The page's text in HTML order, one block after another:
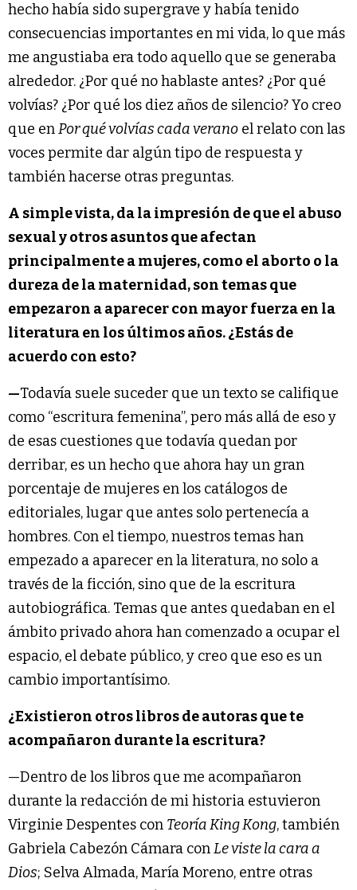
hecho había sido supergrave y había tenido
consecuencias importantes en mi vida, lo que más
me angustiaba era todo aquello que se generaba
alrededor. ¿Por qué no hablaste antes? ¿Por qué
volvías? ¿Por qué los diez años de silencio? Yo creo
que enPor qué volvías cada verano el relato con las
voces permite dar algún tipo de respuesta y
también hacerse otras preguntas.
A simple vista, da la impresión de que el abuso
sexual y otros asuntos que afectan
principalmente a mujeres, como el aborto o la
dureza de la maternidad, son temas que
empezaron a aparecer con mayor fuerza en la
literatura en los últimos años. ¿Estás de
acuerdo con esto?
—Todavía suele suceder que un texto se califique
como “escritura femenina”, pero más allá de eso y
de esas cuestiones que todavía quedan por
derribar, es un hecho que ahora hay un gran
porcentaje de mujeres en los catálogos de
editoriales, lugar que antes solo pertenecía a
hombres. Con el tiempo, nuestros temas han
empezado a aparecer en la literatura, no solo a
través de la ficción, sino que de la escritura
autobiográfica. Temas que antes quedaban en el
ámbito privado ahora han comenzado a ocupar el
espacio, el debate público, y creo que eso es un
cambio importantísimo.
¿Existieron otros libros de autoras que te
acompañaron durante la escritura?
—Dentro de los libros que me acompañaron
durante la redacción de mi historia estuvieron
Virginie Despentes con Teoría King Kong, también
Gabriela Cabezón Cámara conLe viste la cara a
Dios; Selva Almada, María Moreno, entre otras